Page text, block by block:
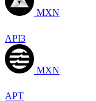
MXN
API3
MXN
APT